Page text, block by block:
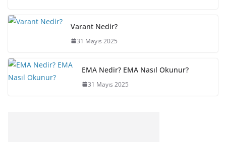
Varant Nedir?
31 Mayıs 2025
EMA Nedir? EMA Nasıl Okunur?
31 Mayıs 2025